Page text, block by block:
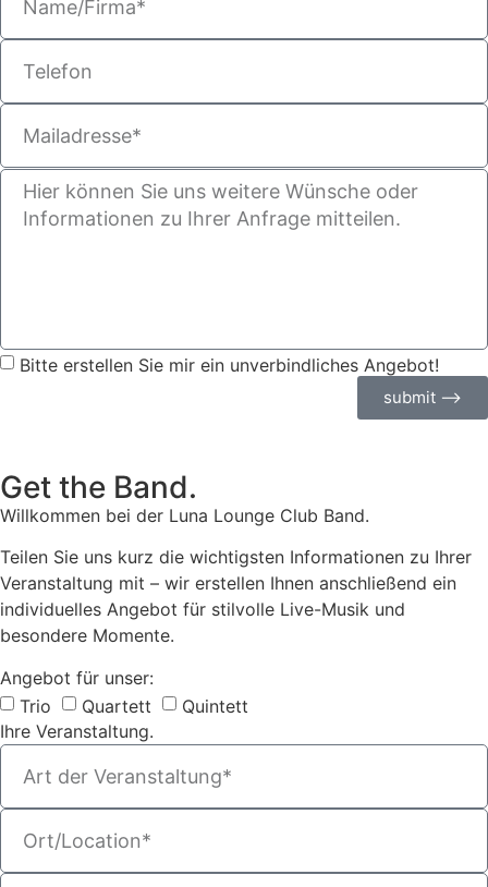
Bitte erstellen Sie mir ein unverbindliches Angebot!
submit ⟶
Get the Band.
Willkommen bei der Luna Lounge Club Band.
Teilen Sie uns kurz die wichtigsten Informationen zu Ihrer
Veranstaltung mit – wir erstellen Ihnen anschließend ein
individuelles Angebot für stilvolle Live-Musik und
besondere Momente.
Angebot für unser:
Trio
Quartett
Quintett
Ihre Veranstaltung.